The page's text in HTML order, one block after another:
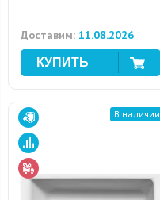
Доставим: 11.08.2026
В наличии